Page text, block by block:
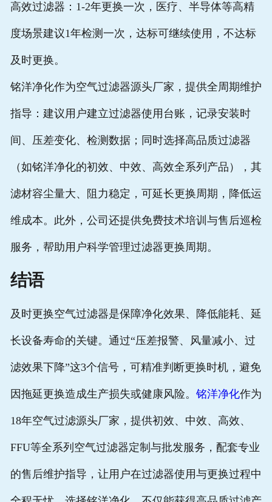
高效过滤器：1-2年更换一次，医疗、半导体等高精
度场景建议1年检测一次，达标可继续使用，不达标
及时更换。
铭洋净化作为空气过滤器源头厂家，提供全周期维护
指导：建议用户建立过滤器使用台账，记录安装时
间、压差变化、检测数据；同时选择高品质过滤器
（如铭洋净化的初效、中效、高效全系列产品），其
滤材容尘量大、阻力稳定，可延长更换周期，降低运
维成本。此外，公司还提供免费技术培训与售后巡检
服务，帮助用户科学管理过滤器更换周期。
结语
及时更换空气过滤器是保障净化效果、降低能耗、延
长设备寿命的关键。通过“压差报警、风量减小、过
滤效果下降”这3个信号，可精准判断更换时机，避免
因拖延更换造成生产损失或健康风险。 铭洋净化作为
18年空气过滤源头厂家，提供初效、中效、高效、
FFU等全系列空气过滤器定制与批发服务，配套专业
的售后维护指导，让用户在过滤器使用与更换过程中